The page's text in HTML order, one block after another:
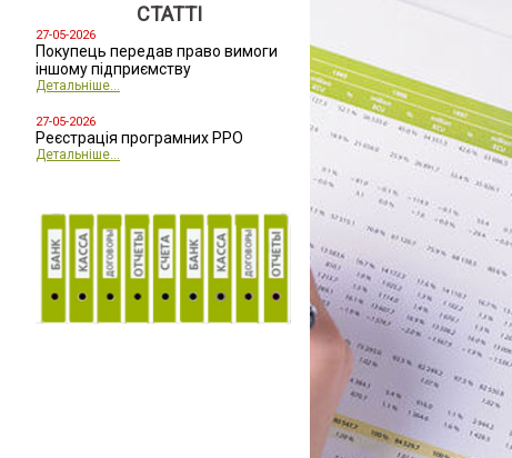
СТАТТІ
27-05-2026
Покупець передав право вимоги
іншому підприємству
Детальніше...
27-05-2026
Реєстрація програмних РРО
Детальніше...